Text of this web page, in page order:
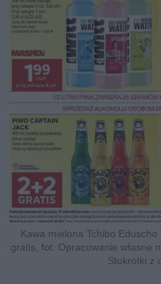
Kawa mielona Tchibo
gratis, fot. Opracowanie własne
Stokrotki z